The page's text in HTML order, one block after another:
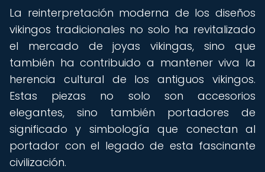
La reinterpretación moderna de los diseños
vikingos tradicionales no solo ha revitalizado
el mercado de joyas vikingas, sino que
también ha contribuido a mantener viva la
herencia cultural de los antiguos vikingos.
Estas piezas no solo son accesorios
elegantes, sino también portadores de
significado y simbología que conectan al
portador con el legado de esta fascinante
civilización.